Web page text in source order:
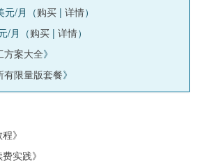
元/月（购买 | 详情）
/月（购买 | 详情）
方案大全》
有限量版套餐》
》
实践》